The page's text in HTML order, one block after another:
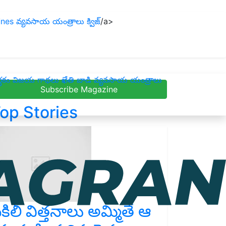
వ్యవసాయ యంత్రాలు క్విజ్/a>
విజయ గాథలు ఖేతి బాడి వ్యవసాయ యంత్రాలు
Subscribe Magazine
Stories
విత్తనాలు అమ్మితే ఆ